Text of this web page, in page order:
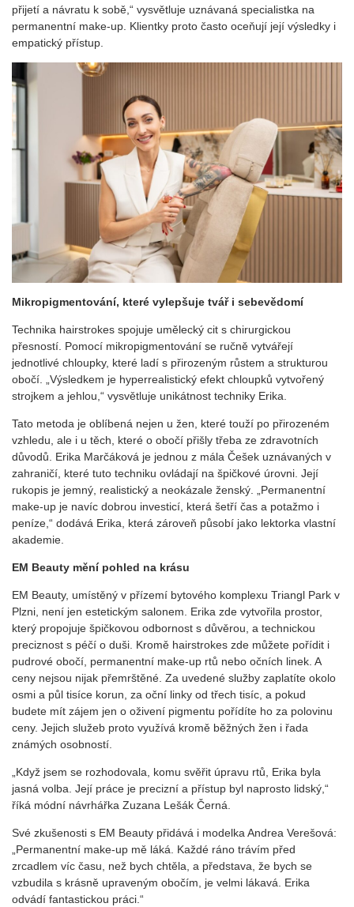
přijetí a návratu k sobě,“ vysvětluje uznávaná specialistka na
permanentní make-up. Klientky proto často oceňují její výsledky i
empatický přístup.
Mikropigmentování, které vylepšuje tvář i sebevědomí
Technika hairstrokes spojuje umělecký cit s chirurgickou
přesností. Pomocí mikropigmentování se ručně vytvářejí
jednotlivé chloupky, které ladí s přirozeným růstem a strukturou
obočí. „Výsledkem je hyperrealistický efekt chloupků vytvořený
strojkem a jehlou,“ vysvětluje unikátnost techniky Erika.
Tato metoda je oblíbená nejen u žen, které touží po přirozeném
vzhledu, ale i u těch, které o obočí přišly třeba ze zdravotních
důvodů. Erika Marčáková je jednou z mála Češek uznávaných v
zahraničí, které tuto techniku ovládají na špičkové úrovni. Její
rukopis je jemný, realistický a neokázale ženský. „Permanentní
make-up je navíc dobrou investicí, která šetří čas a potažmo i
peníze,“ dodává Erika, která zároveň působí jako lektorka vlastní
akademie.
EM Beauty mění pohled na krásu
EM Beauty, umístěný v přízemí bytového komplexu Triangl Park v
Plzni, není jen estetickým salonem. Erika zde vytvořila prostor,
který propojuje špičkovou odbornost s důvěrou, a technickou
preciznost s péčí o duši. Kromě hairstrokes zde můžete pořídit i
pudrové obočí, permanentní make-up rtů nebo očních linek. A
ceny nejsou nijak přemrštěné. Za uvedené služby zaplatíte okolo
osmi a půl tisíce korun, za oční linky od třech tisíc, a pokud
budete mít zájem jen o oživení pigmentu pořídíte ho za polovinu
ceny. Jejich služeb proto využívá kromě běžných žen i řada
známých osobností.
„Když jsem se rozhodovala, komu svěřit úpravu rtů, Erika byla
jasná volba. Její práce je precizní a přístup byl naprosto lidský,“
říká módní návrhářka Zuzana Lešák Černá.
Své zkušenosti s EM Beauty přidává i modelka Andrea Verešová:
„Permanentní make-up mě láká. Každé ráno trávím před
zrcadlem víc času, než bych chtěla, a představa, že bych se
vzbudila s krásně upraveným obočím, je velmi lákavá. Erika
odvádí fantastickou práci.“